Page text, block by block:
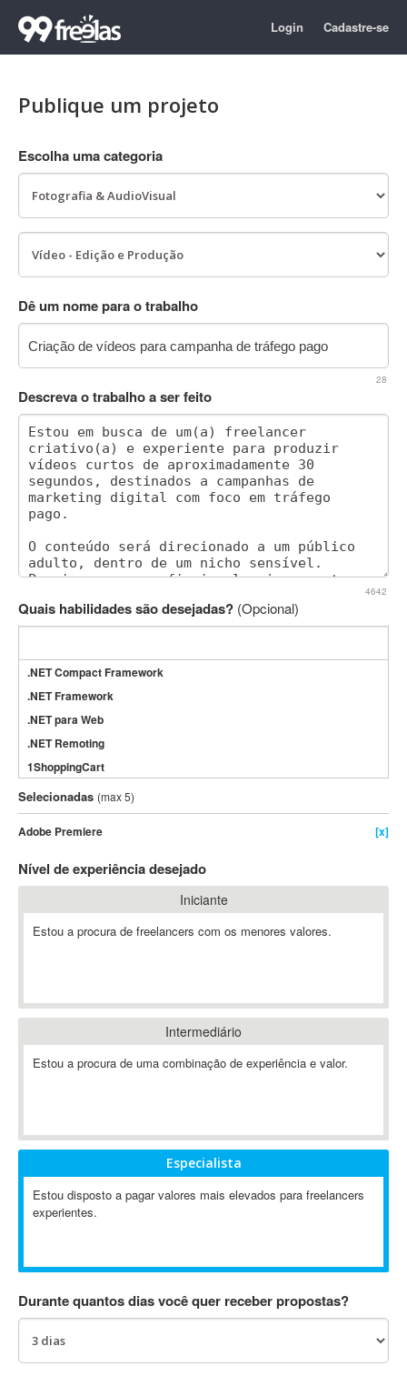
Login Cadastre-se
Publique um projeto
Escolha uma categoria
Dê um nome para o trabalho
28
Descreva o trabalho a ser feito
4642
Quais habilidades são desejadas? (Opcional)
.NET Compact Framework
.NET Framework
.NET para Web
.NET Remoting
1ShoppingCart
3DS Max
3GSM
4D Dimension
802.11
A&P
A2Billing
ABAP
ABBYY FineReader
Ableton Live
Abstract
Abstract Window Toolkit (AWT)
AC Drives
ACARS
AccountMate
Selecionadas (max 5)
Adobe Premiere [x]
Nível de experiência desejado
Iniciante
Estou a procura de freelancers com os menores valores.
Intermediário
Estou a procura de uma combinação de experiência e valor.
Especialista
Estou disposto a pagar valores mais elevados para freelancers
experientes.
Durante quantos dias você quer receber propostas?